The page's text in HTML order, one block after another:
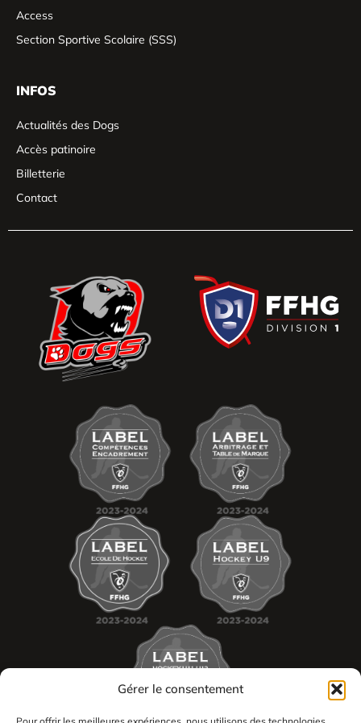
Gérer le consentement
Pour offrir les meilleures expériences, nous utilisons des technologies
telles que les cookies pour stocker et/ou accéder aux informations des
appareils. Le fait de consentir à ces technologies nous permettra de
traiter des données telles que le comportement de navigation ou les ID
uniques sur ce site. Le fait de ne pas consentir ou de retirer son
consentement peut avoir un effet négatif sur certaines caractéristiques et
Accepter
Refuser
Voir les préférences
Access
Section Sportive Scolaire (SSS)
INFOS
Actualités des Dogs
Accès patinoire
Billetterie
Contact